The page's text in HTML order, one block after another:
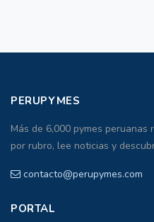
PERUPYMES
Más de 6,000 pymes peruanas
por rubro, lee noticias y
contacto@perupymes.com
PORTAL